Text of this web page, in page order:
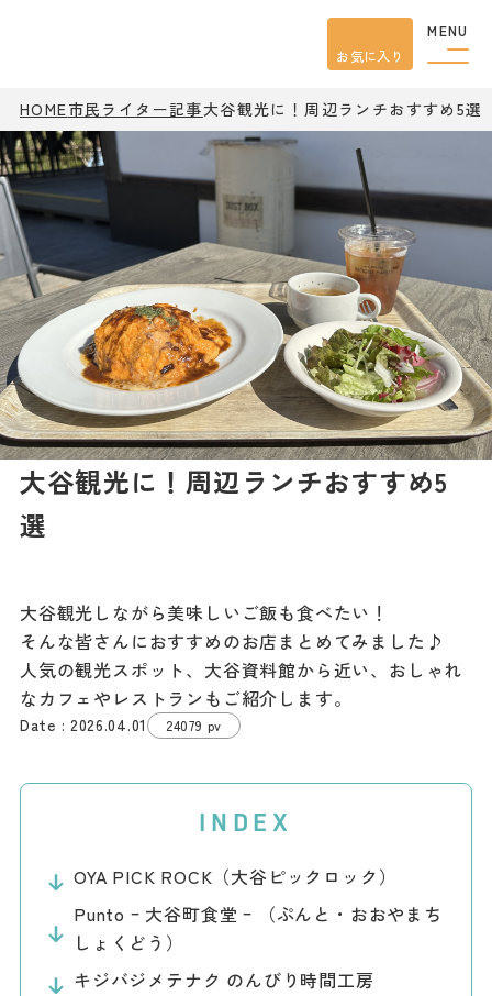
MENU
お気に入り
HOME市民ライター記事大谷観光に！周辺ランチおすすめ5選
大谷観光に！周辺ランチおすすめ5
選
大谷観光しながら美味しいご飯も食べたい！
そんな皆さんにおすすめのお店まとめてみました♪
人気の観光スポット、大谷資料館から近い、おしゃれ
なカフェやレストランもご紹介します。
2026.04.01 24079 pv
INDEX
OYA PICK ROCK（大谷ピックロック）
Punto ｰ 大谷町食堂 ｰ （ぷんと・おおやまち
しょくどう）
キジバジメテナク のんびり時間工房
観光案内
特集
グルメ
スポット
イベント
モデルコース
宿泊
アクセス
ピックアップ
はじめての宇都宮
宇都宮市民ライター
記事
撮影支援・
MICE
Languag
フォトダウン
パンフレット